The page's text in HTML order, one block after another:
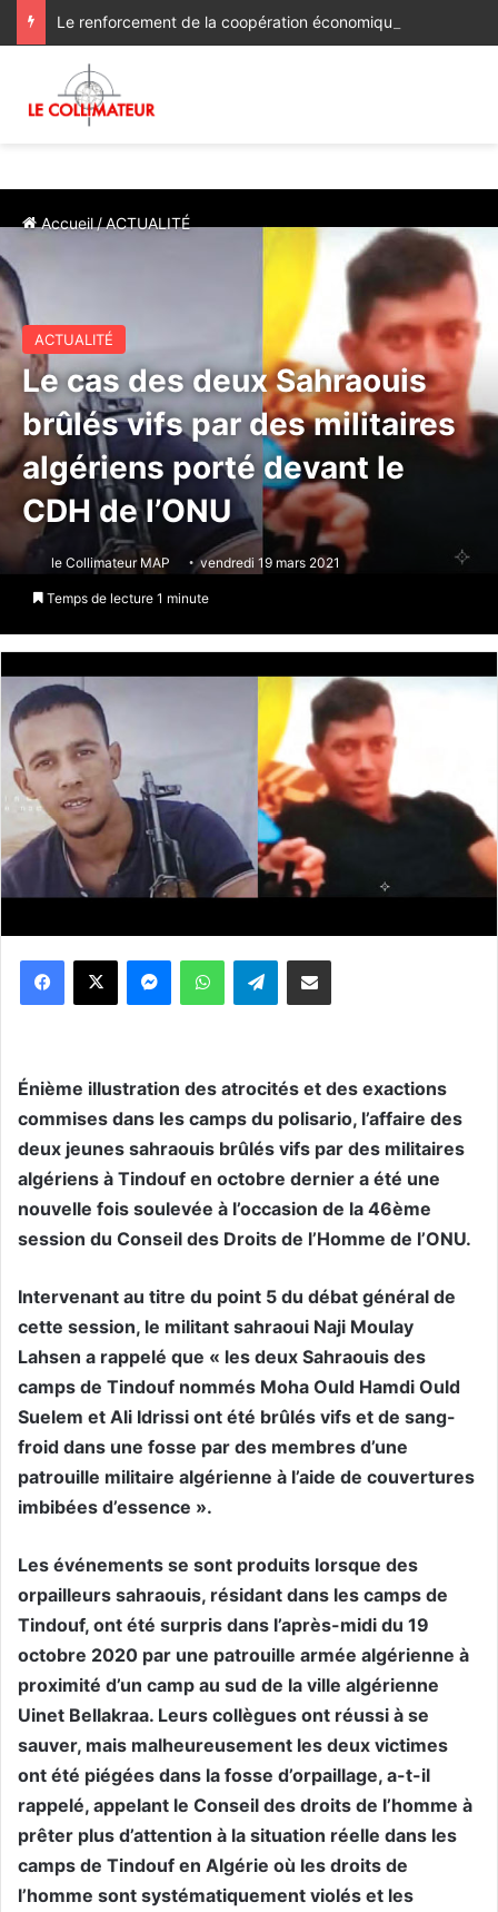
Accueil/ACTUALITÉ
ACTUALITÉ
Le cas des deux Sahraouis
brûlés vifs par des militaires
algériens porté devant le
CDH de l’ONU
le Collimateur MAP vendredi 19 mars 2021
Temps de lecture 1 minute
WhatsApp Telegram
Énième illustration des atrocités et des exactions
commises dans les camps du polisario, l’affaire des
deux jeunes sahraouis brûlés vifs par des militaires
algériens à Tindouf en octobre dernier a été une
nouvelle fois soulevée à l’occasion de la 46ème
session du Conseil des Droits de l’Homme de l’ONU.
Intervenant au titre du point 5 du débat général de
cette session, le militant sahraoui Naji Moulay
Lahsen a rappelé que « les deux Sahraouis des
camps de Tindouf nommés Moha Ould Hamdi Ould
Suelem et Ali Idrissi ont été brûlés vifs et de sang-
froid dans une fosse par des membres d’une
patrouille militaire algérienne à l’aide de couvertures
imbibées d’essence ».
Les événements se sont produits lorsque des
orpailleurs sahraouis, résidant dans les camps de
Tindouf, ont été surpris dans l’après-midi du 19
octobre 2020 par une patrouille armée algérienne à
proximité d’un camp au sud de la ville algérienne
Uinet Bellakraa. Leurs collègues ont réussi à se
sauver, mais malheureusement les deux victimes
ont été piégées dans la fosse d’orpaillage, a-t-il
rappelé, appelant le Conseil des droits de l’homme à
prêter plus d’attention à la situation réelle dans les
camps de Tindouf en Algérie où les droits de
l’homme sont systématiquement violés et les